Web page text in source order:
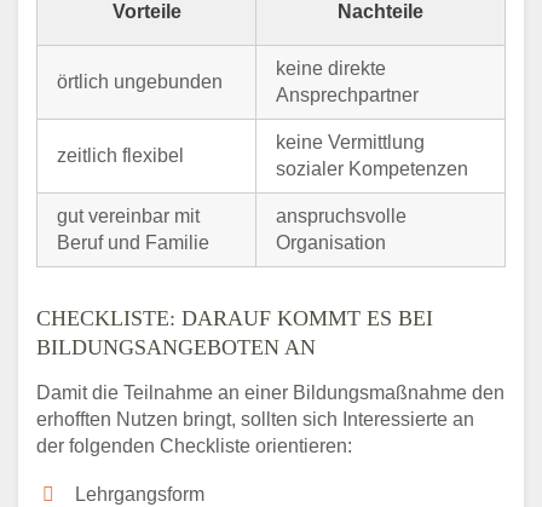
Vorteile Nachteile
örtlich ungebunden
keine direkte
Ansprechpartner
zeitlich flexibel
keine Vermittlung
sozialer Kompetenzen
gut vereinbar mit
Beruf und Familie
anspruchsvolle
Organisation
CHECKLISTE: DARAUF KOMMT ES BEI
BILDUNGSANGEBOTEN AN
Damit die Teilnahme an einer Bildungsmaßnahme den
erhofften Nutzen bringt, sollten sich Interessierte an
der folgenden Checkliste orientieren:
Lehrgangsform